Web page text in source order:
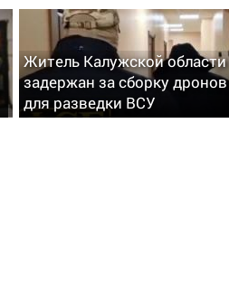
Житель Калужской области
задержан за сборку дронов
для разведки ВСУ